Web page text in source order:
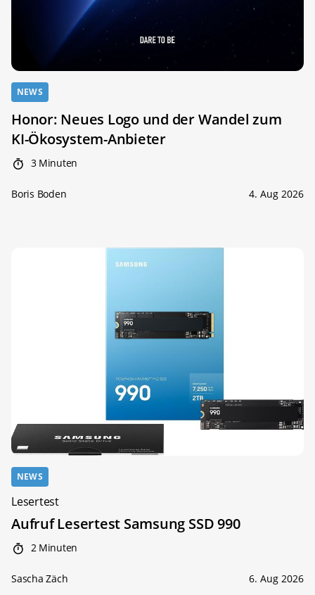
NEWS
Honor: Neues Logo und der Wandel zum
KI-Ökosystem-Anbieter
3 Minuten
Boris Boden 4. Aug 2026
NEWS
Lesertest
Aufruf Lesertest Samsung SSD 990
2 Minuten
Sascha Zäch 6. Aug 2026